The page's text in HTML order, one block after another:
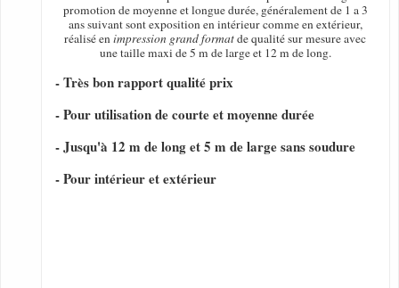
promotion de moyenne et longue durée, généralement de 1 a 3
ans suivant sont exposition en intérieur comme en extérieur,
réalisé enimpression grand formatde qualité sur mesure avec
une taille maxi de 5 m de large et 12 m de long.
- Très bon rapport qualité prix
- Pour utilisation de courte et moyenne durée
- Jusqu'à 12 m de long et 5 m de large sans soudure
- Pour intérieur et extérieur